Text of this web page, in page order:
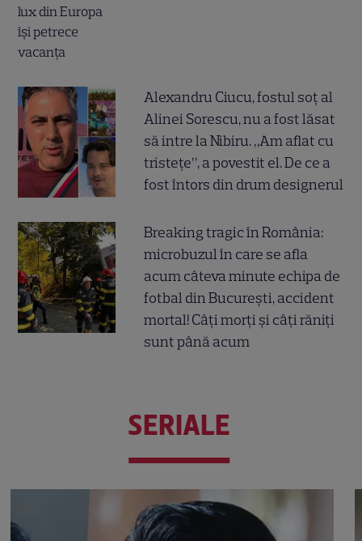
Alexandru Ciucu, fostul soț al
Alinei Sorescu, nu a fost lăsat
să intre la Nibiru. „Am aflat cu
tristețe”, a povestit el. De ce a
fost întors din drum designerul
Breaking tragic în România:
microbuzul în care se afla
acum câteva minute echipa de
fotbal din București, accident
mortal! Câți morți și câți răniți
sunt până acum
SERIALE